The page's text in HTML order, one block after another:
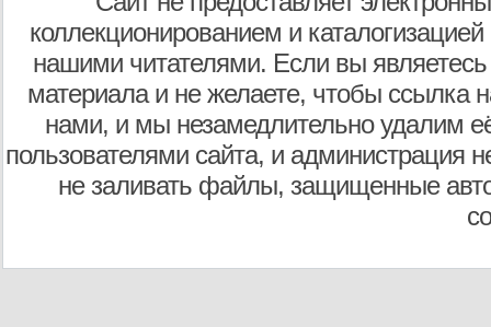
коллекционированием и
нашими читателями. Если вы являетесь
материала и не желаете, чтобы ссылка
нами, и мы незамедлительно удалим
пользователями сайта, и администрация
не заливать файлы, защищенные